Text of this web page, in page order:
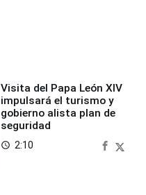
Visita del Papa León XIV
impulsará el turismo y
gobierno alista plan de
seguridad
access_time 2:10